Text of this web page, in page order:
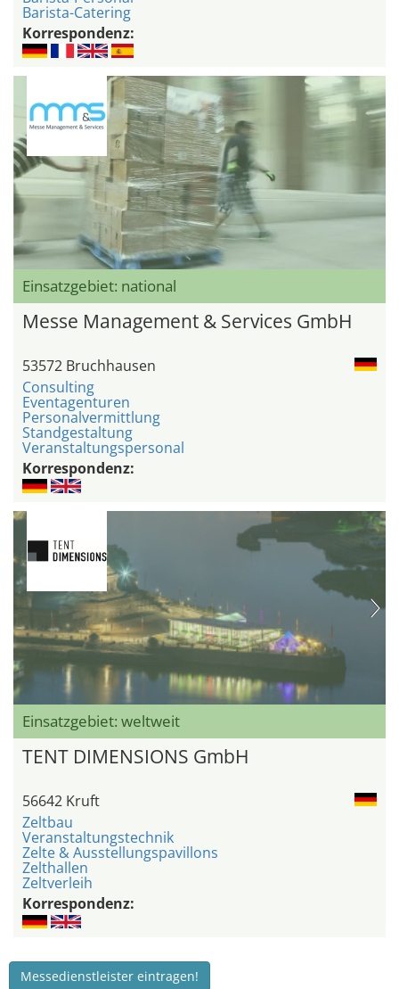
Barista-Catering
Korrespondenz:
Einsatzgebiet: national
Messe Management & Services GmbH
53572 Bruchhausen
Consulting
Eventagenturen
Personalvermittlung
Standgestaltung
Veranstaltungspersonal
Korrespondenz:
Einsatzgebiet: weltweit
TENT DIMENSIONS GmbH
56642 Kruft
Zeltbau
Veranstaltungstechnik
Zelte & Ausstellungspavillons
Zelthallen
Zeltverleih
Korrespondenz:
Messedienstleister eintragen!